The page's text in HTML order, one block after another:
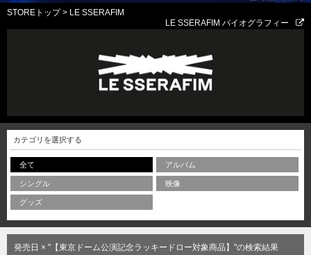
STOREトップ> LE SSERAFIM
LE SSERAFIM バイオグラフィー
カテゴリを選択する
全て アルバム
シングル 映像
グッズ
発売日 × "【東京ドーム公演記念ラッキードロー対象商品】"の検索結果